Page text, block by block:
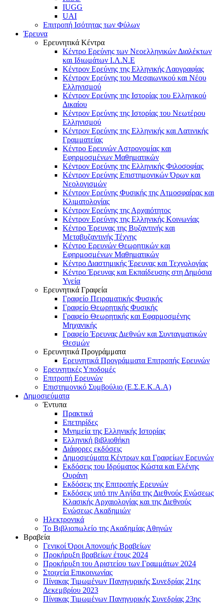
IUGG
UAI
Επιτροπή Ισότητας των Φύλων
Έρευνα
Ερευνητικά Κέντρα
Κέντρο Ερεύνης των Νεοελληνικών Διαλέκτων
και Ιδιωμάτων Ι.Λ.Ν.Ε
Κέντρον Ερεύνης της Ελληνικής Λαογραφίας
Κέντρον Ερεύνης του Μεσαιωνικού και Νέου
Ελληνισμού
Κέντρον Ερεύνης της Ιστορίας του Ελληνικού
Δικαίου
Κέντρον Ερεύνης της Ιστορίας του Νεωτέρου
Ελληνισμού
Κέντρον Ερεύνης της Ελληνικής και Λατινικής
Γραμματείας
Κέντρο Ερευνών Αστρονομίας και
Εφηρμοσμένων Μαθηματικών
Κέντρον Ερεύνης της Ελληνικής Φιλοσοφίας
Κέντρον Ερεύνης Επιστημονικών Όρων και
Νεολογισμών
Κέντρον Ερεύνης Φυσικής της Ατμοσφαίρας και
Κλιματολογίας
Κέντρον Ερεύνης της Αρχαιότητος
Κέντρον Ερεύνης της Ελληνικής Κοινωνίας
Κέντρο Έρευνας της Βυζαντινής και
Μεταβυζαντινής Τέχνης
Κέντρο Ερευνών Θεωρητικών και
Εφηρμοσμένων Μαθηματικών
Κέντρο Διαστημικής Έρευνας και Τεχνολογίας
Κέντρο Έρευνας και Εκπαίδευσης στη Δημόσια
Υγεία
Ερευνητικά Γραφεία
Γραφείο Πειραματικής Φυσικής
Γραφείο Θεωρητικής Φυσικής
Γραφείο Θεωρητικής και Εφαρμοσμένης
Μηχανικής
Γραφείο Έρευνας Διεθνών και Συνταγματικών
Θεσμών
Ερευνητικά Προγράμματα
Ερευνητικά Προγράμματα Επιτροπής Ερευνών
Ερευνητικές Υποδομές
Επιτροπή Ερευνών
Επιστημονικό Συμβούλιο (Ε.Σ.Ε.Κ.Α.Α)
Δημοσιεύματα
Έντυπα
Πρακτικά
Επετηρίδες
Μνημεία της Ελληνικής Ιστορίας
Ελληνική βιβλιοθήκη
Διάφορες εκδόσεις
Δημοσιεύματα Κέντρων και Γραφείων Ερευνών
Εκδόσεις του Ιδρύματος Κώστα και Ελένης
Ουράνη
Εκδόσεις της Επιτροπής Ερευνών
Εκδόσεις υπό την Αιγίδα της Διεθνούς Ενώσεως
Κλασικής Αρχαιολογίας και της Διεθνούς
Ενώσεως Ακαδημιών
Ηλεκτρονικά
Το Βιβλιοπωλείο της Ακαδημίας Αθηνών
Βραβεία
Γενικοί Όροι Απονομής Βραβείων
Προκήρυξη βραβείων έτους 2024
Προκήρυξη του Αριστείου των Γραμμάτων 2024
Στοιχεία Επικοινωνίας
Πίνακας Τιμωμένων Πανηγυρικής Συνεδρίας 21ης
Δεκεμβρίου 2023
Πίνακας Τιμωμένων Πανηγυρικής Συνεδρίας 23ης